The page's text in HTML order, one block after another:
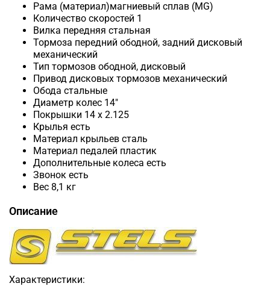
Рама (материал)магниевый сплав (MG)
Количество скоростей 1
Вилка передняя стальная
Тормоза передний ободной, задний дисковый
механический
Тип тормозов ободной, дисковый
Привод дисковых тормозов механический
Обода стальные
Диаметр колес 14"
Покрышки 14 х 2.125
Крылья есть
Материал крыльев сталь
Материал педалей пластик
Дополнительные колеса есть
Звонок есть
Вес 8,1 кг
Описание
Характеристики: